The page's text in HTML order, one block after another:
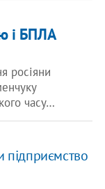
і БПЛА
росіяни
часу…
підприємство